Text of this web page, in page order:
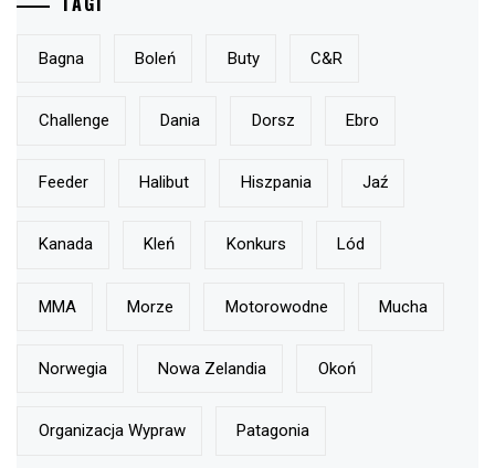
Bagna Boleń Buty C&r
Challenge Dania Dorsz Ebro
Feeder Halibut Hiszpania Jaź
Kanada Kleń Konkurs Lód
MMA Morze Motorowodne Mucha
Norwegia Nowa Zelandia Okoń
Organizacja Wypraw Patagonia